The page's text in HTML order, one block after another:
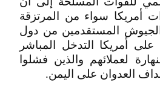
أمريكا سواء من المرتزقة
الجيوش المستقدمين من دول
أمريكا التدخل المباشر
لعملائهم والذين فشلوا
العدوان على اليمن.